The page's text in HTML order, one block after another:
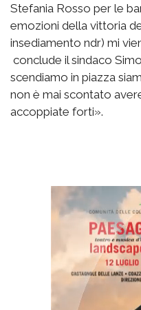
Stefania Rosso per le
emozioni della vittoria
insediamento ndr) mi
conclude il sindaco
scendiamo in piazza
non è mai scontato
accoppiate forti».